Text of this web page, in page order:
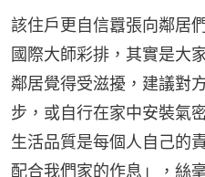
該住戶更自信囂張向鄰居
國際大師彩排，其實是大
鄰居覺得受滋擾，建議對
步，或自行在家中安裝氣
生活品質是每個人自己的
配合我們家的作息」，絲